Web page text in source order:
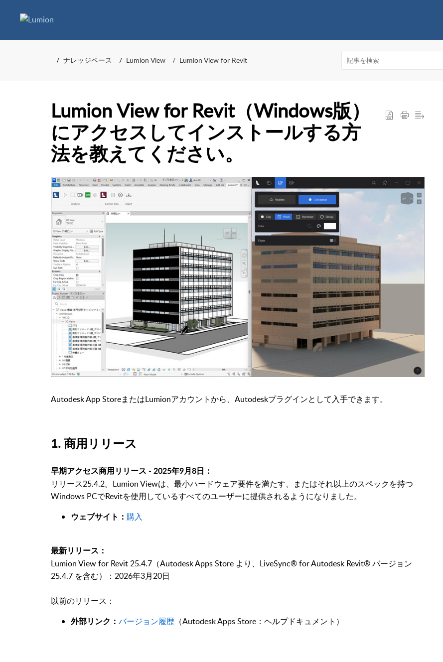
ナレッジベース Lumion View Lumion View for Revit
Lumion View for Revit（Windows版）
にアクセスしてインストールする方
法を教えてください。
Autodesk App StoreまたはLumionアカウントから、Autodeskプラグインとして入手できます。
1. 商用リリース
早期アクセス商用リリース - 2025年9月8日：
リリース25.4.2。Lumion Viewは、最小ハードウェア要件を満たす、またはそれ以上のスペックを持つ
Windows PCでRevitを使用しているすべてのユーザーに提供されるようになりました。
ウェブサイト： 購入
最新リリース：
Lumion View for Revit 25.4.7（Autodesk Apps Store より、LiveSync® for Autodesk Revit® バージョン
25.4.7 を含む）：2026年3月20日
以前のリリース：
外部リンク： バージョン履歴 （Autodesk Apps Store：ヘルプドキュメント）